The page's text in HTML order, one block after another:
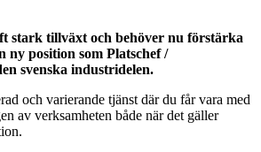
stark tillväxt och behöver nu förstärka
ny position som Platschef /
svenska industridelen.
och varierande tjänst där du får vara med
av verksamheten både när det gäller